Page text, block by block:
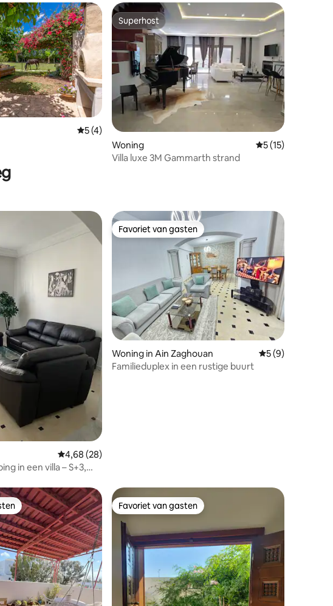
Gemiddelde beoordeling van 5 uit 5, 4 recensies
5 (4)
Superhost
Superhost
Woning Gemiddelde
5 (15)
Villa luxe 3M Gammarth strand
5 uit 5, 13 recensies
Gemiddelde beoordeling van 4,68 uit 5, 28 recensies
4,68 (28)
in een villa – S+3,
Favoriet van gasten
Favoriet van gasten
Woning in Ain Zaghouan Gemiddelde
5 (9)
Familieduplex in een rustige buurt
Favoriet van gasten
Favoriet van gasten